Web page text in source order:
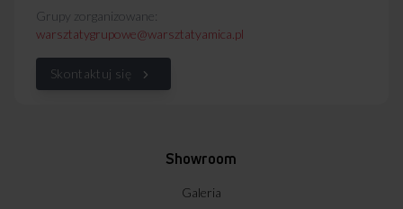
Grupy zorganizowane:
warsztatygrupowe@warsztatyamica.pl
Skontaktuj się
Showroom
Galeria